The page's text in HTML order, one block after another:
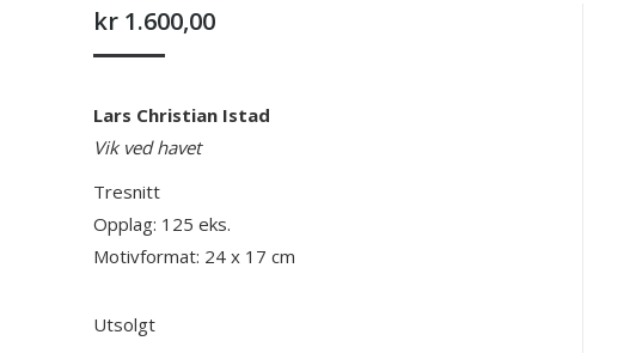
kr1.600,00
Lars Christian Istad
Vik ved havet
Tresnitt
Opplag: 125 eks.
Motivformat: 24 x 17 cm
Utsolgt